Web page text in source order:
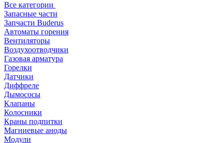
Все категории
Запасные части
Запчасти Buderus
Автоматы горения
Вентиляторы
Воздухоотводчики
Газовая арматура
Горелки
Датчики
Диффреле
Дымососы
Клапаны
Колосники
Краны подпитки
Магниевые аноды
Модули